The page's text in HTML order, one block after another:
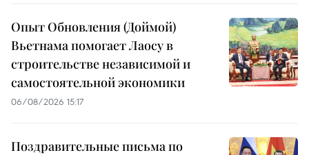
Опыт Обновления (Доймой)
Вьетнама помогает Лаосу в
строительстве независимой и
самостоятельной экономики
06/08/2026 15:17
Поздравительные письма по